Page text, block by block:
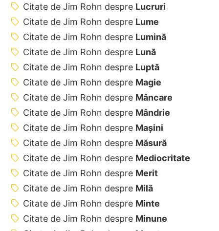
Citate de Jim Rohn despre Lucruri
Citate de Jim Rohn despre Lume
Citate de Jim Rohn despre Lumină
Citate de Jim Rohn despre Lună
Citate de Jim Rohn despre Luptă
Citate de Jim Rohn despre Magie
Citate de Jim Rohn despre Mâncare
Citate de Jim Rohn despre Mândrie
Citate de Jim Rohn despre Mașini
Citate de Jim Rohn despre Măsură
Citate de Jim Rohn despre Mediocritate
Citate de Jim Rohn despre Merit
Citate de Jim Rohn despre Milă
Citate de Jim Rohn despre Minte
Citate de Jim Rohn despre Minune